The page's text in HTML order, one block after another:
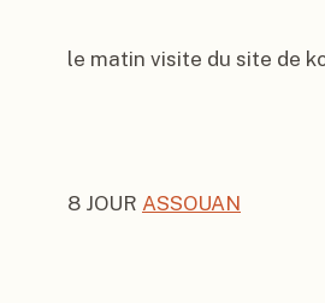
le matin visite du site de
8 JOUR ASSOUAN